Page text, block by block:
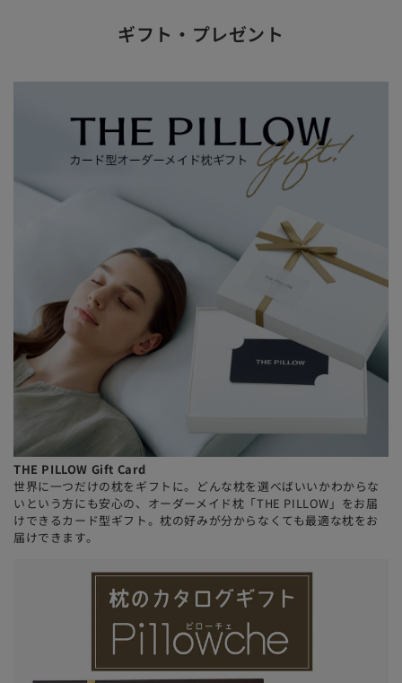
ギフト・プレゼント
THE PILLOW Gift Card
世界に一つだけの枕をギフトに。どんな枕を選べばいいかわからな
いという方にも安心の、オーダーメイド枕「THE PILLOW」をお届
けできるカード型ギフト。枕の好みが分からなくても最適な枕をお
届けできます。